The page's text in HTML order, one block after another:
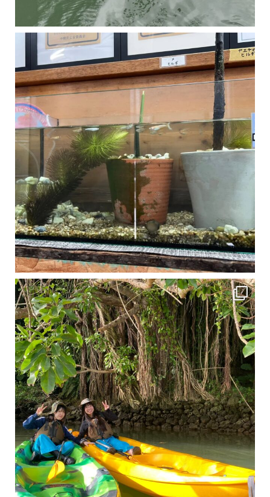
マングローブは汽水域に育つ植物です
1月は流石に沖縄も寒くなってきました
ですが、ご安心ください！ 無料貸し出しの防水